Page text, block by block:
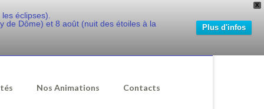
X
éclipses).
de Dôme) et 8 août (nuit des étoiles à la
Plus d'infos
Nos Animations Contacts